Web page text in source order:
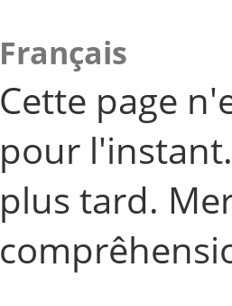
Français
Cette page
pour
plus tard.